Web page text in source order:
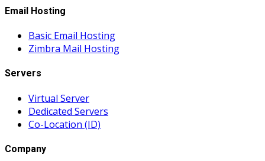
Email Hosting
Basic Email Hosting
Zimbra Mail Hosting
Servers
Virtual Server
Dedicated Servers
Co-Location (ID)
Company